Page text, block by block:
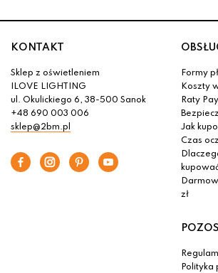
KONTAKT
Sklep z oświetleniem
ILOVE LIGHTING
ul. Okulickiego 6, 38-500 Sanok
+48 690 003 006
sklep@2bm.pl
Formy
Koszty
Raty
Jak
Czas
zł
Polityka